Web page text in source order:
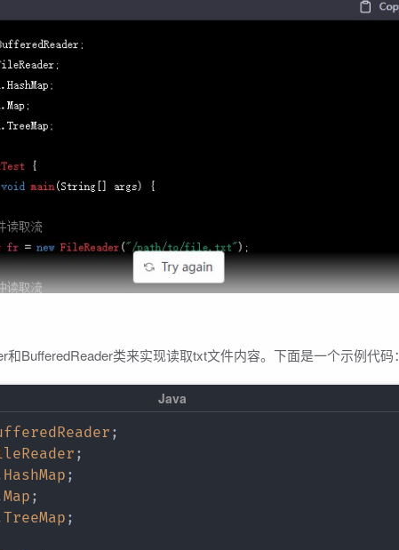
BufferedReader类来实现读取txt文件内容。下面是一个示例代码：
;
;
HashMap ;
Map ;
TreeMap ;